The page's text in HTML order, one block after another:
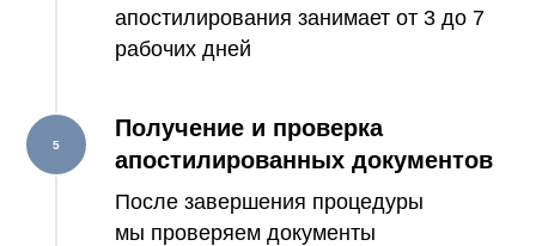
апостилирования занимает от 3 до 7
рабочих дней
Получение и проверка
апостилированных документов
После завершения процедуры
мы проверяем документы